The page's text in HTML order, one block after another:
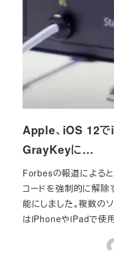
Apple、iOS 12で
GrayKeyに…
Forbesの報道による
コードを強制的に解除
能にしました。複数の
はiPhoneやiPadで使